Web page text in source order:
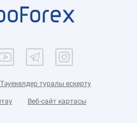
Тәуекелдер туралы ескерту
Веб-сайт картасы